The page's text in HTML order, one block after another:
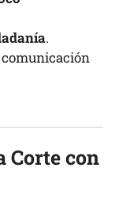
.
Corte con